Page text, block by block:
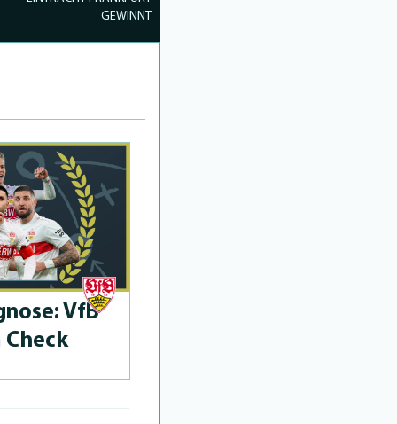
GEWINNT
VfB